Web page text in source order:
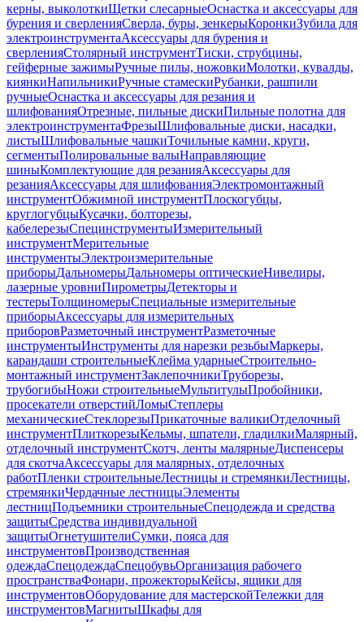
керны, выколоткиЩетки слесарныеОснастка и аксессуары для
бурения и сверленияСверла, буры, зенкерыКоронкиЗубила для
электроинструментаАксессуары для бурения и
сверленияСтолярный инструментТиски, струбцины,
гейферные зажимыРучные пилы, ножовкиМолотки, кувалды,
киянкиНапильникиРучные стамескиРубанки, рашпили
ручныеОснастка и аксессуары для резания и
шлифованияОтрезные, пильные дискиПильные полотна для
электроинструментаФрезыШлифовальные диски, насадки,
листыШлифовальные чашкиТочильные камни, круги,
сегментыПолировальные валыНаправляющие
шиныКомплектующие для резанияАксессуары для
резанияАксессуары для шлифованияЭлектромонтажный
инструментОбжимной инструментПлоскогубцы,
круглогубцыКусачки, болторезы,
кабелерезыСпецинструментыИзмерительный
инструментМерительные
инструментыЭлектроизмерительные
приборыДальномерыДальномеры оптическиеНивелиры,
лазерные уровниПирометрыДетекторы и
тестерыТолщиномерыСпециальные измерительные
приборыАксессуары для измерительных
приборовРазметочный инструментРазметочные
инструментыИнструменты для нарезки резьбыМаркеры,
карандаши строительныеКлейма ударныеСтроительно-
монтажный инструментЗаклепочникиТруборезы,
трубогибыНожи строительныеМультитулыПробойники,
просекатели отверстийЛомыСтеплеры
механическиеСтеклорезыПрикаточные валикиОтделочный
инструментПлиткорезыКельмы, шпатели, гладилкиМалярный,
отделочный инструментСкотч, ленты малярныеДиспенсеры
для скотчаАксессуары для малярных, отделочных
работПленки строительныеЛестницы и стремянкиЛестницы,
стремянкиЧердачные лестницыЭлементы
лестницПодъемники строительныеСпецодежда и средства
защитыСредства индивидуальной
защитыОгнетушителиСумки, пояса для
инструментовПроизводственная
одеждаСпецодеждаСпецобувьОрганизация рабочего
пространстваФонари, прожекторыКейсы, ящики для
инструментовОборудование для мастерскойТележки для
инструментовМагнитыШкафы для